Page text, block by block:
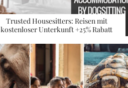
Trusted Housesitters: Reisen mit
kostenloser Unterkunft +25% Rabatt